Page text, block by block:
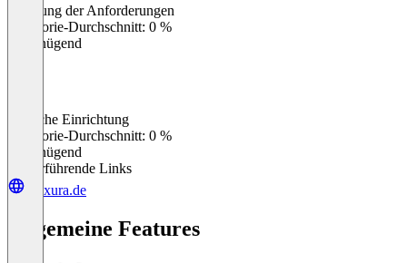
Erfüllung der Anforderungen
Kategorie-Durchschnitt: 0 %
Ungenügend
Einfache Einrichtung
Kategorie-Durchschnitt: 0 %
Ungenügend
Weiterführende Links
praxura.de
Allgemeine Features